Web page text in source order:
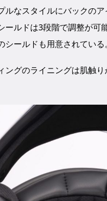
ルなスタイルにバックの
ールドは3段階で調整が可
ールドも用意されている。
ングのライニングは肌触